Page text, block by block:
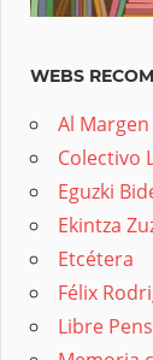
WEBS
Al Margen
Colectivo
Eguzki
Ekintza
Etcétera
Félix
Libre